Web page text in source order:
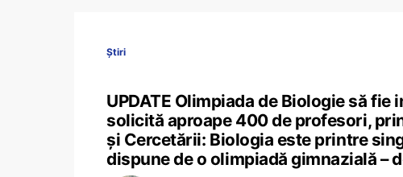
Știri
UPDATE Olimpiada de Biologie să
solicită aproape 400 de profesori,
și Cercetării: Biologia este printre
dispune de o olimpiadă gimnazială –